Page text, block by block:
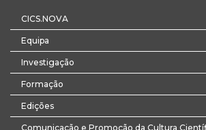
CICS.NOVA
Equipa
Investigação
Formação
Edições
Comunicação e Promoção da Cultura